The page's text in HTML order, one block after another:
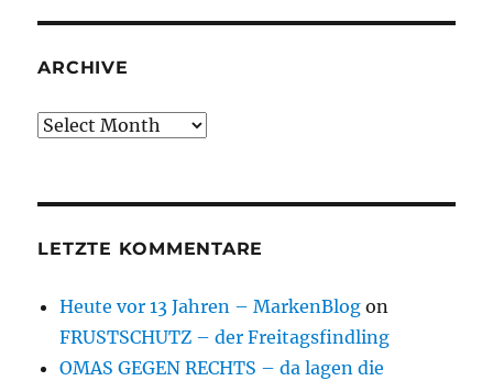
ARCHIVE
Archive
LETZTE KOMMENTARE
Heute vor 13 Jahren – MarkenBlog on
FRUSTSCHUTZ – der Freitagsfindling
OMAS GEGEN RECHTS – da lagen die